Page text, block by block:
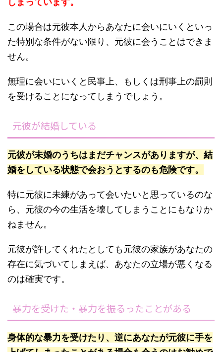
この場合は元彼本人からあなたに会いにいくといっ
た特別な条件がない限り、元彼に会うことはできま
せん。
無理に会いにいくと民事上、もしくは刑事上の罰則
を受けることになってしまうでしょう。
元彼が結婚している
元彼が未婚のうちはまだチャンスがありますが、結
婚をしている状態で会おうとするのも危険です。
特に元彼に未練があって会いたいと思っているのな
ら、元彼の今の生活を壊してしまうことにもなりか
ねません。
元彼が許してくれたとしても元彼の家族があなたの
存在に気づいてしまえば、あなたの立場が悪くなる
のは確実です。
暴力を受けた・暴力を振るったことがある
身体的な暴力を受けたり、逆にあなたが元彼に手を